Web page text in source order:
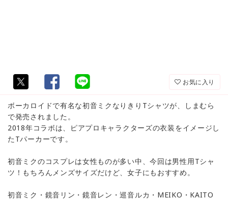
お気に入り
ボーカロイドで有名な初音ミクなりきりTシャツが、しまむら
で発売されました。
2018年コラボは、ピアプロキャラクターズの衣装をイメージし
たTパーカーです。
初音ミクのコスプレは女性ものが多い中、今回は男性用Tシャ
ツ！もちろんメンズサイズだけど、女子にもおすすめ。
初音ミク・鏡音リン・鏡音レン・巡音ルカ・MEIKO・KAITO